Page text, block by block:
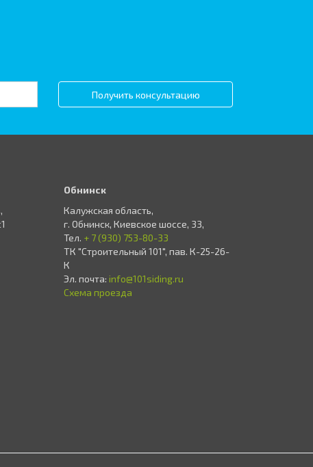
Получить консультацию
Обнинск
Калужская область,
г. Обнинск, Киевское шоссе, 33,
Тел. + 7 (930) 753-80-33
ТК "Строительный 101", пав. К-25-26-
К
Эл. почта: info@101siding.ru
Схема проезда